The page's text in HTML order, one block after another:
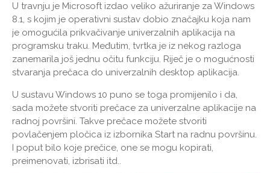
U travnju je Microsoft izdao veliko ažuriranje za Windows
8.1, s kojim je operativni sustav dobio značajku koja nam
je omogućila prikvačivanje univerzalnih aplikacija na
programsku traku. Međutim, tvrtka je iz nekog razloga
zanemarila još jednu očitu funkciju. Riječ je o mogućnosti
stvaranja prečaca do univerzalnih desktop aplikacija.
U sustavu Windows 10 puno se toga promijenilo i da,
sada možete stvoriti prečace za univerzalne aplikacije na
radnoj površini. Takve prečace možete stvoriti
povlačenjem pločica iz izbornika Start na radnu površinu.
I poput bilo koje prečice, one se mogu kopirati,
preimenovati, izbrisati itd..